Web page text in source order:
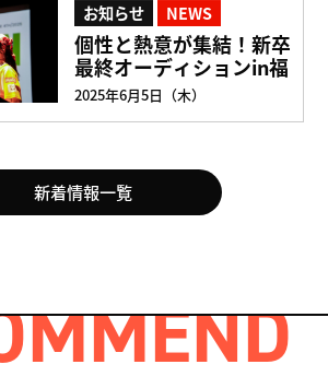
お知らせ NEWS
個性と熱意が集結！新卒
最終オーディションin福
岡
2025年6月5日（木）
新着情報一覧